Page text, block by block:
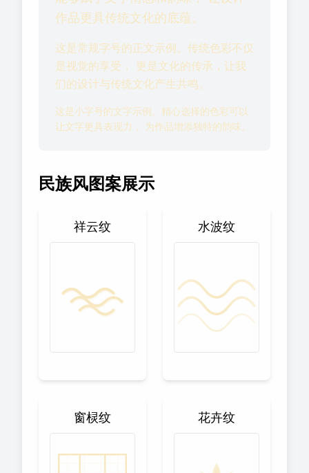
作品更具传统文化的底蕴。
这是常规字号的正文示例。传统色彩不仅
是视觉的享受， 更是文化的传承，让我
们的设计与传统文化产生共鸣。
这是小字号的文字示例。精心选择的色彩可以
让文字更具表现力， 为作品增添独特的韵味。
民族风图案展示
祥云纹 水波纹
窗棂纹 花卉纹